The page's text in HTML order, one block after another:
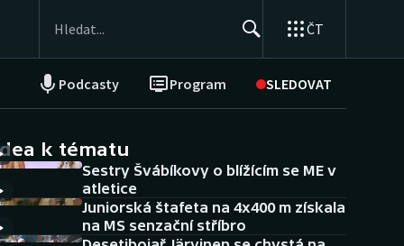
ČT
Podcasty Program SLEDOVAT
NEPŘEHLÉDNĚTE
Historické návraty
Aplikace ČT sport
k tématu
Sestry Švábíkovy o blížícím se ME v
atletice
Juniorská štafeta na 4x400 m získala
na MS senzační stříbro